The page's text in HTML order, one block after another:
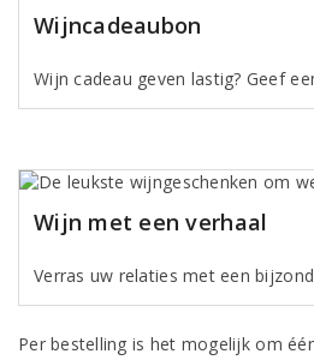
Wijncadeaubon
Wijn cadeau geven lastig? Geef
Wijn met een verhaal
Verras uw relaties met een
Per bestelling is het mogelijk om